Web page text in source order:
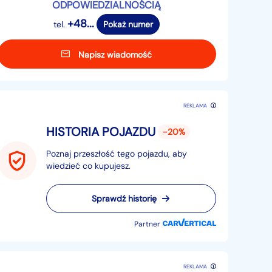
ODPOWIEDZIALNOŚCIĄ
tel. +48... Pokaż numer
Napisz wiadomość
REKLAMA
HISTORIA POJAZDU
-20%
Poznaj przeszłość tego pojazdu, aby
wiedzieć co kupujesz.
Sprawdź historię
Partner
REKLAMA